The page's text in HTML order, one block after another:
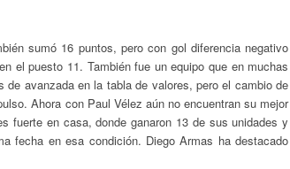
sumó 16 puntos, pero con gol diferencia negativo
el puesto 11. También fue un equipo que en muchas
de avanzada en la tabla de valores, pero el cambio de
Ahora con Paul Vélez aún no encuentran su mejor
fuerte en casa, donde ganaron 13 de sus unidades y
fecha en esa condición. Diego Armas ha destacado